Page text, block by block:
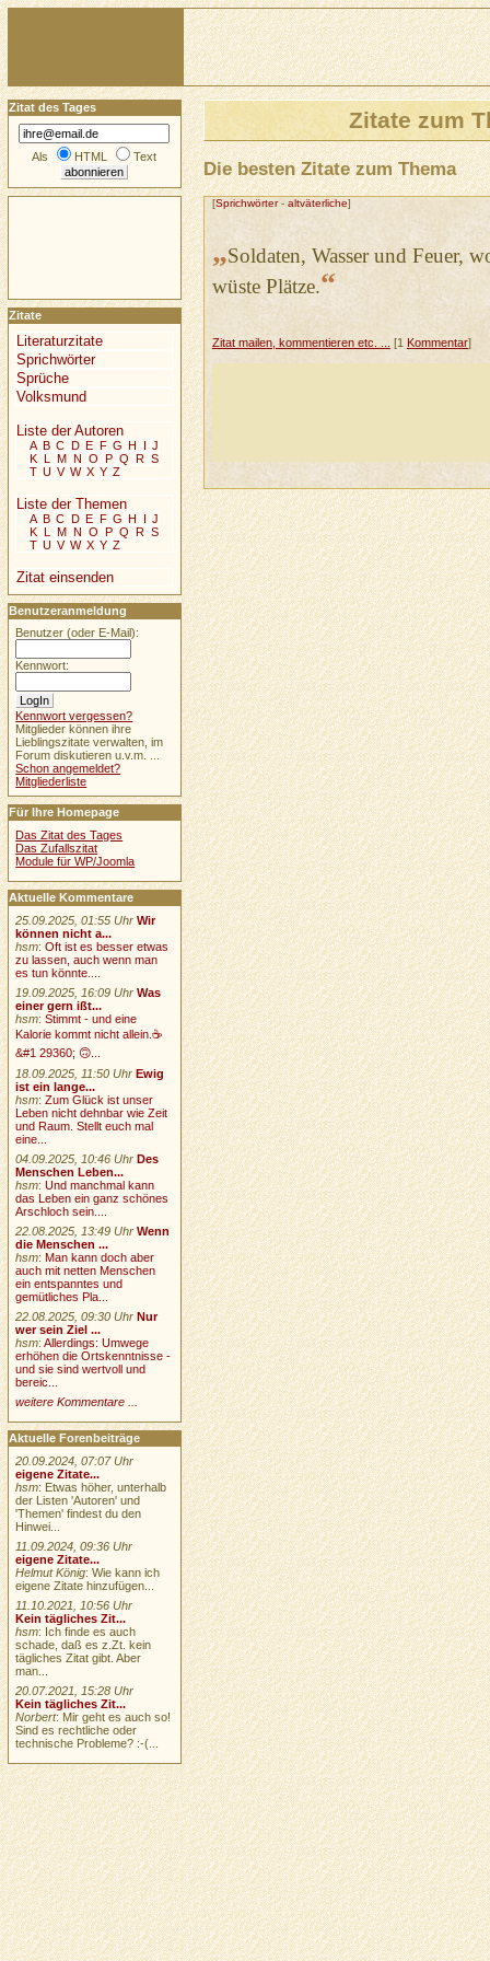
Zitate zum
Die besten Zitate zum Thema
[Sprichwörter- altväterliche]
„Soldaten, Wasser und Feuer,
wüste Plätze.“
Zitat mailen, kommentieren etc. ... [1 Kommentar]
Zitat des Tages
Als HTML Text
Zitate
Literaturzitate
Sprichwörter
Sprüche
Volksmund
Liste der Autoren
A B C D E F G H I J
K L M N O P Q R S
T U V W X Y Z
Liste der Themen
A B C D E F G H I J
K L M N O P Q R S
T U V W X Y Z
Zitat einsenden
Benutzeranmeldung
Benutzer (oder E-Mail):
Kennwort:
Kennwort vergessen?
Mitglieder können ihre
Lieblingszitate verwalten, im
Forum diskutieren u.v.m. ...
Schon angemeldet?
Mitgliederliste
Für Ihre Homepage
Das Zitat des Tages
Das Zufallszitat
Module für WP/Joomla
Aktuelle Kommentare
25.09.2025, 01:55 Uhr Wir
können nicht a...
hsm:Oft ist es besser etwas
zu lassen, auch wenn man
es tun könnte....
19.09.2025, 16:09 Uhr Was
einer gern ißt...
hsm:Stimmt - und eine
Kalorie kommt nicht allein.☕
&#1 29360; 🙃...
18.09.2025, 11:50 Uhr Ewig
ist ein lange...
hsm:Zum Glück ist unser
Leben nicht dehnbar wie Zeit
und Raum. Stellt euch mal
eine...
04.09.2025, 10:46 Uhr Des
Menschen Leben...
hsm:Und manchmal kann
das Leben ein ganz schönes
Arschloch sein....
22.08.2025, 13:49 Uhr Wenn
die Menschen ...
hsm:Man kann doch aber
auch mit netten Menschen
ein entspanntes und
gemütliches Pla...
22.08.2025, 09:30 Uhr Nur
wer sein Ziel ...
hsm:Allerdings: Umwege
erhöhen die Ortskenntnisse -
und sie sind wertvoll und
bereic...
weitere Kommentare ...
Aktuelle Forenbeiträge
20.09.2024, 07:07 Uhr
eigene Zitate...
hsm: Etwas höher, unterhalb
der Listen 'Autoren' und
'Themen' findest du den
Hinwei...
11.09.2024, 09:36 Uhr
eigene Zitate...
Helmut König: Wie kann ich
eigene Zitate hinzufügen...
11.10.2021, 10:56 Uhr
Kein tägliches Zit...
hsm: Ich finde es auch
schade, daß es z.Zt. kein
tägliches Zitat gibt. Aber
man...
20.07.2021, 15:28 Uhr
Kein tägliches Zit...
Norbert: Mir geht es auch so!
Sind es rechtliche oder
technische Probleme? :-(...